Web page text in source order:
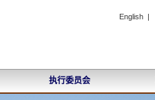
English |
执行委员会